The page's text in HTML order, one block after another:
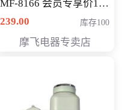
MF-8166 会员专享价168
元
239.00 库存100
摩飞电器专卖店